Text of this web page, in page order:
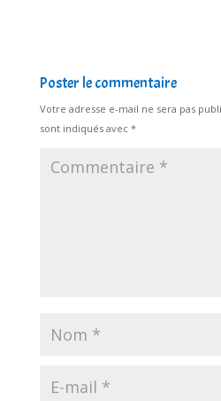
Poster le commentaire
Votre adresse e-mail ne sera pas
sont indiqués avec *